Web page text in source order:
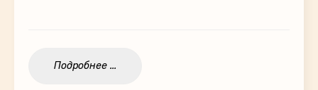
Подробнее ...